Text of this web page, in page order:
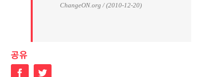
ChangeON.org / (2010-12-20)
공유
FacebookTwitter